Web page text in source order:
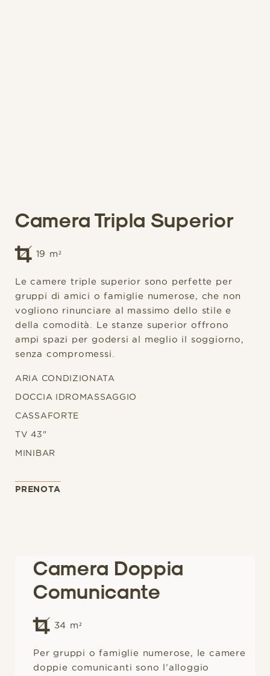
Camera Tripla Superior
19 m²
Le camere triple superior sono perfette per
gruppi di amici o famiglie numerose, che non
vogliono rinunciare al massimo dello stile e
della comodità. Le stanze superior offrono
ampi spazi per godersi al meglio il soggiorno,
senza compromessi.
ARIA CONDIZIONATA
DOCCIA IDROMASSAGGIO
CASSAFORTE
TV 43"
MINIBAR
PRENOTA
Camera Doppia
Comunicante
34 m²
Per gruppi o famiglie numerose, le camere
doppie comunicanti sono l’alloggio